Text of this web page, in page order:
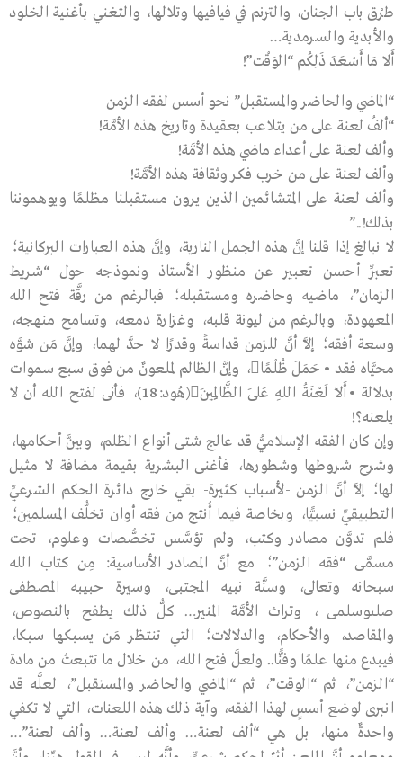
طرْق باب الجنان، والترنم في فيافيها وتلالها، والتغني بأغنية الخلود
والأبدية والسرمدية…
أَلاَ مَا أَسْعَدَ ذَلِكُم “الوَقْت”!
“الماضي والحاضر والمستقبل” نحو أسس لفقه الزمن
“ألفُ لعنة على من يتلاعب بعقيدة وتاريخ هذه الأمَّة!
وألف لعنة على أعداء ماضي هذه الأمَّة!
وألف لعنة على من خرب فكر وثقافة هذه الأمَّة!
وألف لعنة على المتشائمين الذين يرون مستقبلنا مظلمًا ويوهموننا
بذلك!..”
لا نبالغ إذا قلنا إنَّ هذه الجمل النارية، وإنَّ هذه العبارات البركانية؛
تعبِّر أحسن تعبير عن منظور الأستاذ ونموذجه حول “شريط
الزمان”، ماضيه وحاضره ومستقبله؛ فبالرغم من رقَّة فتح الله
المعهودة، وبالرغم من ليونة قلبه، وغزارة دمعه، وتسامح منهجه،
وسعة أفقه؛ إلاَّ أنَّ للزمن قداسةً وقدرًا لا حدَّ لهما، وإنَّ مَن شوَّه
محيَّاه فقد •حَمَلَ ظُلْمًا، وإنَّ الظالم لملعونٌ من فوق سبع سموات
بدلالة •أَلاَ لَعْنَةُ اللهِ عَلَى الظَّالِمِينَ(هُود:18)، فأنى لفتح الله أن لا
يلعنه؟!
وإن كان الفقه الإسلاميُّ قد عالج شتى أنواع الظلم، وبيَّن أحكامها،
وشرح شروطها وشطورها، فأغنى البشرية بقيمة مضافة لا مثيل
لها؛ إلاَّ أنَّ الزمن -لأسباب كثيرة- بقي خارج دائرة الحكم الشرعيِّ
التطبيقيِّ نسبيًّا، وبخاصة فيما أُنتج من فقه أوان تخلُّف المسلمين؛
فلم تدوَّن مصادر وكتب، ولم تؤسَّس تخصُّصات وعلوم، تحت
مسمَّى “فقه الزمن”؛ مع أنَّ المصادر الأساسية: مِن كتاب الله
سبحانه وتعالى، وسنَّة نبيه المجتبى، وسيرة حبيبه المصطفى
صلىوسلمى ، وتراث الأمَّة المنير… كلُّ ذلك يطفح بالنصوص،
والمقاصد، والأحكام، والدلالات؛ التي تنتظر مَن يسبكها سبكا،
فيبدع منها علمًا وفنًّا.. ولعلَّ فتح الله، من خلال ما تتبعتُ من مادة
“الزمن”، ثم “الوقت”، ثم “الماضي والحاضر والمستقبل”، لعلَّه قد
انبرى لوضع أسسٍ لهذا الفقه، وآية ذلك هذه اللعنات، التي لا تكفي
واحدةٌ منها، بل هي “ألف لعنة… وألف لعنة… وألف لعنة”…